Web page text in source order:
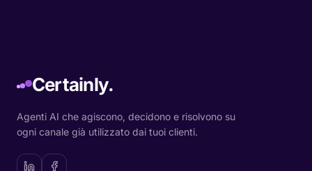
Certainly.
Agenti AI che agiscono, decidono e risolvono su
ogni canale già utilizzato dai tuoi clienti.